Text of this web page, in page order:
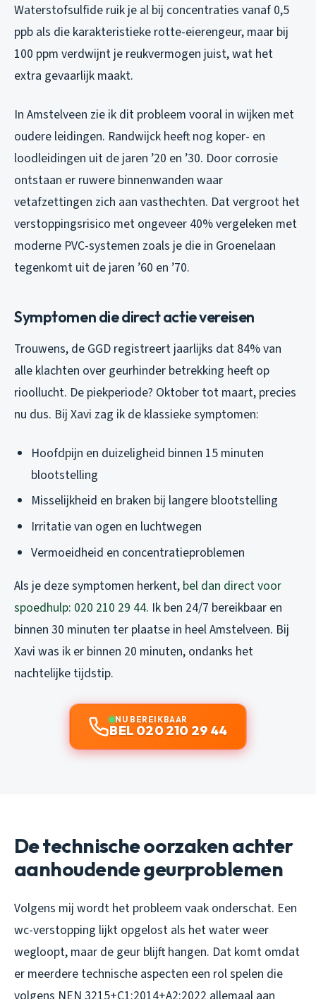
Waterstofsulfide ruik je al bij concentraties vanaf 0,5
ppb als die karakteristieke rotte-eierengeur, maar bij
100 ppm verdwijnt je reukvermogen juist, wat het
extra gevaarlijk maakt.
In Amstelveen zie ik dit probleem vooral in wijken met
oudere leidingen. Randwijck heeft nog koper- en
loodleidingen uit de jaren ’20 en ’30. Door corrosie
ontstaan er ruwere binnenwanden waar
vetafzettingen zich aan vasthechten. Dat vergroot het
verstoppingsrisico met ongeveer 40% vergeleken met
moderne PVC-systemen zoals je die in Groenelaan
tegenkomt uit de jaren ’60 en ’70.
Symptomen die direct actie vereisen
Trouwens, de GGD registreert jaarlijks dat 84% van
alle klachten over geurhinder betrekking heeft op
rioollucht. De piekperiode? Oktober tot maart, precies
nu dus. Bij Xavi zag ik de klassieke symptomen:
Hoofdpijn en duizeligheid binnen 15 minuten
blootstelling
Misselijkheid en braken bij langere blootstelling
Irritatie van ogen en luchtwegen
Vermoeidheid en concentratieproblemen
Als je deze symptomen herkent, bel dan direct voor
spoedhulp: 020 210 29 44. Ik ben 24/7 bereikbaar en
binnen 30 minuten ter plaatse in heel Amstelveen. Bij
Xavi was ik er binnen 20 minuten, ondanks het
nachtelijke tijdstip.
NU BEREIKBAAR
BEL 020 210 29 44
De technische oorzaken achter
aanhoudende geurproblemen
Volgens mij wordt het probleem vaak onderschat. Een
wc-verstopping lijkt opgelost als het water weer
wegloopt, maar de geur blijft hangen. Dat komt omdat
er meerdere technische aspecten een rol spelen die